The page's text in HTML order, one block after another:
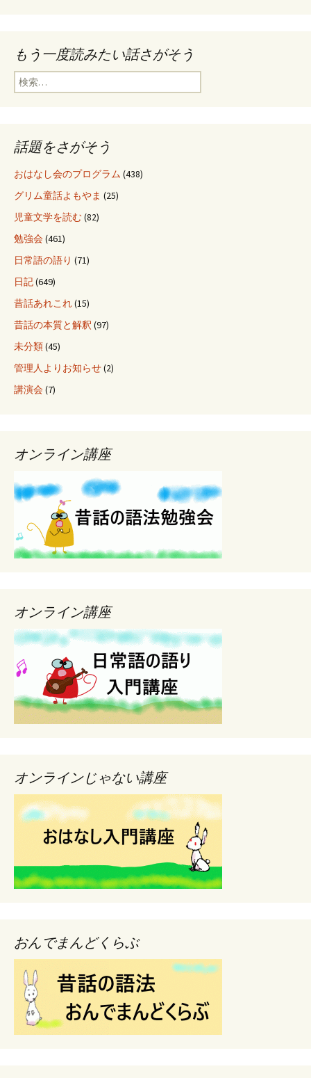
もう一度読みたい話さがそう
検
索
話題をさがそう
おはなし会のプログラム (438)
グリム童話よもやま (25)
児童文学を読む(82)
勉強会(461)
日常語の語り (71)
日記(649)
昔話あれこれ(15)
昔話の本質と解釈 (97)
未分類(45)
管理人よりお知らせ(2)
講演会(7)
オンライン講座
オンライン講座
オンラインじゃない講座
おんでまんどくらぶ